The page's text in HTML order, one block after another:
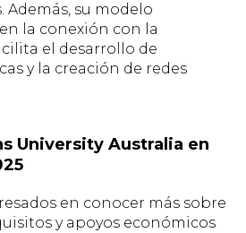
Además, su modelo
la conexión con la
el desarrollo de
y la creación de redes
University Australia en
en conocer más sobre
y apoyos económicos